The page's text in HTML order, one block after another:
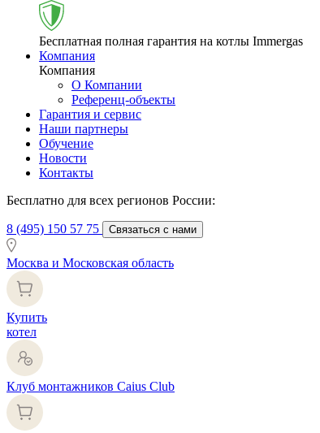
Бесплатная полная гарантия на котлы Immergas
Компания
Компания
О Компании
Референц-объекты
Гарантия и сервис
Наши партнеры
Обучение
Новости
Контакты
Бесплатно для всех регионов России:
8 (495) 150 57 75 Связаться с нами
Москва и Московская область
Купить
котел
Клуб монтажников Caius Club